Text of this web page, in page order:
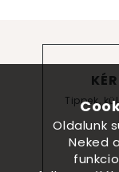
Tippek,
Oldalunk
Neked